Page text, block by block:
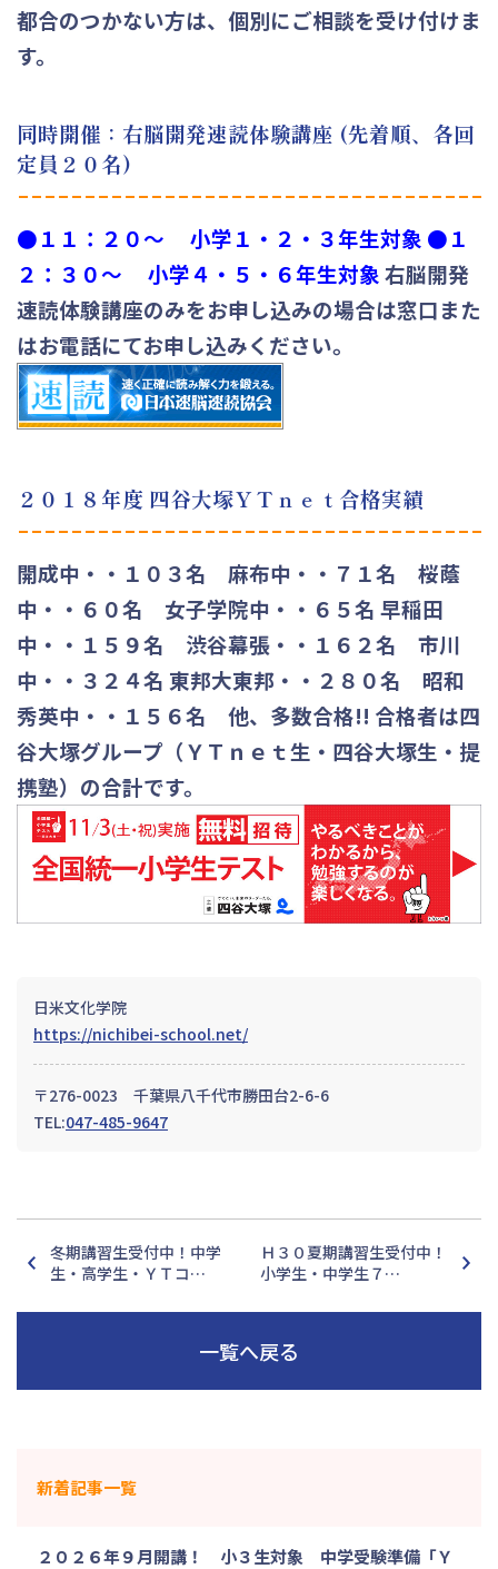
都合のつかない方は、個別にご相談を受け付けま
す。
同時開催：右脳開発速読体験講座 (先着順、各回
定員２０名)
●１１：２０～ 小学１・２・３年生対象 ●１
２：３０～ 小学４・５・６年生対象右脳開発
速読体験講座のみをお申し込みの場合は窓口また
はお電話にてお申し込みください。
２０１８年度 四谷大塚ＹＴｎｅｔ合格実績
開成中・・１０３名 麻布中・・７１名 桜蔭
中・・６０名 女子学院中・・６５名 早稲田
中・・１５９名 渋谷幕張・・１６２名 市川
中・・３２４名 東邦大東邦・・２８０名 昭和
秀英中・・１５６名 他、多数合格!! 合格者は四
谷大塚グループ（ＹＴｎｅｔ生・四谷大塚生・提
携塾）の合計です。
日米文化学院
https://nichibei-school.net/
〒276-0023 千葉県八千代市勝田台2-6-6
TEL:047-485-9647
冬期講習生受付中！中学
生・高学生・ＹＴコ…
Ｈ３０夏期講習生受付中！
小学生・中学生７…
一覧へ戻る
新着記事一覧
２０２６年９月開講！ 小３生対象 中学受験準備「Ｙ